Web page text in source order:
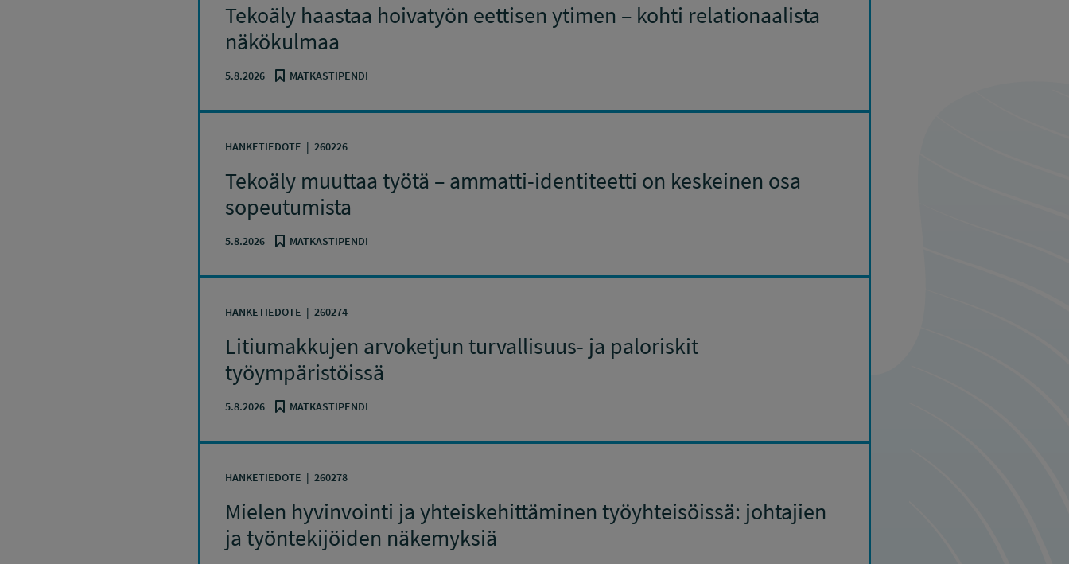
Tekoäly haastaa hoivatyön eettisen ytimen – kohti relationaalista
näkökulmaa
5.8.2026 MATKASTIPENDI
HANKETIEDOTE 260226
Tekoäly muuttaa työtä – ammatti-identiteetti on keskeinen osa
sopeutumista
5.8.2026 MATKASTIPENDI
HANKETIEDOTE 260274
Litiumakkujen arvoketjun turvallisuus- ja paloriskit
työympäristöissä
5.8.2026 MATKASTIPENDI
HANKETIEDOTE 260278
Mielen hyvinvointi ja yhteiskehittäminen työyhteisöissä: johtajien
ja työntekijöiden näkemyksiä